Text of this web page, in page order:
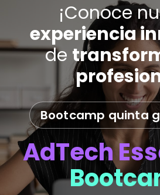
¡Conoce
experiencia
de
Bootcamp quinta
AdTech